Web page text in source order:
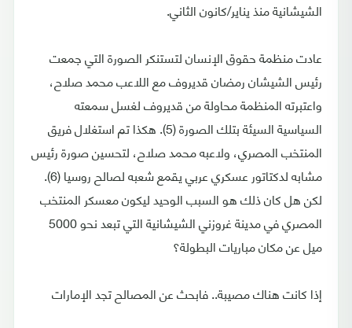
الشيشانية منذ يناير/كانون الثاني.
عادت منظمة حقوق الإنسان لتستنكر الصورة التي جمعت
رئيس الشيشان رمضان قديروف مع اللاعب محمد صلاح،
واعتبرته المنظمة محاولة من قديروف لغسل سمعته
السياسية السيئة بتلك الصورة (5). هكذا تم استغلال فريق
المنتخب المصري، ولاعبه محمد صلاح، لتحسين صورة رئيس
مشابه لدكتاتور عسكري عربي يقمع شعبه لصالح روسيا (6).
لكن هل كان ذلك هو السبب الوحيد ليكون معسكر المنتخب
المصري في مدينة غروزني الشيشانية التي تبعد نحو 5000
ميل عن مكان مباريات البطولة؟
إذا كانت هناك مصيبة.. فابحث عن المصالح تجد الإمارات